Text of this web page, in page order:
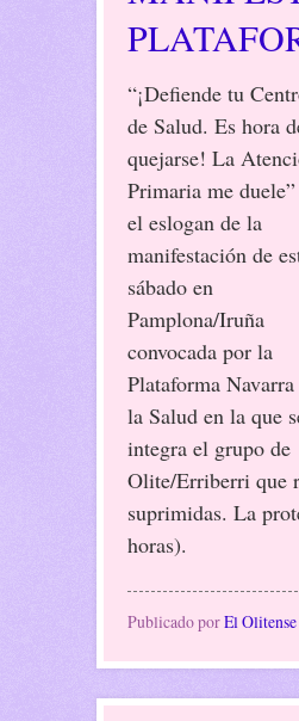
“¡Defiende tu
de Salud. Es hora
quejarse! La
Primaria me duele”
el eslogan de la
manifestación de
sábado en
Pamplona/Iruña
convocada por la
Plataforma Navarra
la Salud en la que
integra el grupo de
Olite/Erriberri que
suprimidas. La
horas).
Publicado porEl Olitense